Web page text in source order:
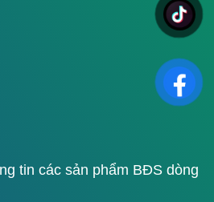
tin các sản phẩm BĐS dòng